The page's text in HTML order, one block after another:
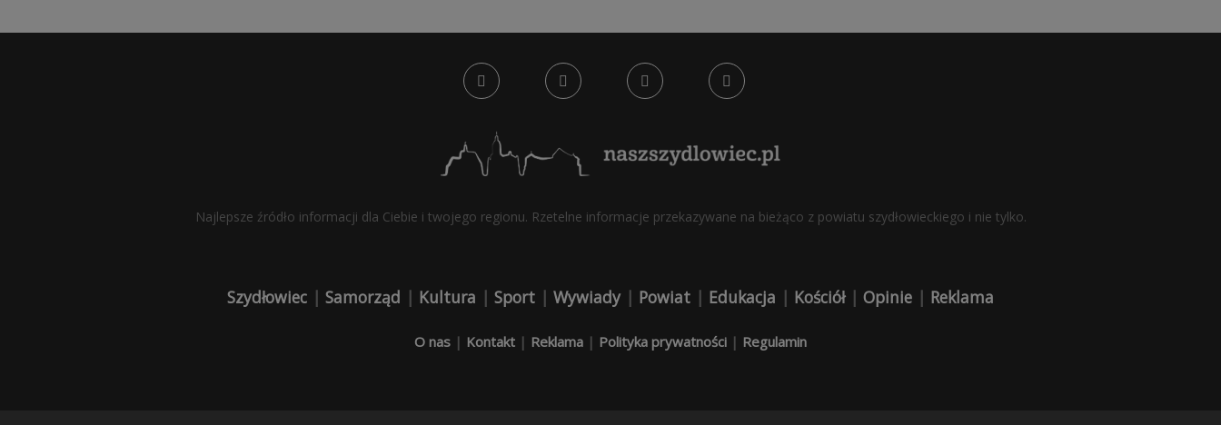
Najlepsze źródło informacji dla Ciebie i twojego regionu. Rzetelne informacje przekazywane na bieżąco z powiatu szydłowieckiego i nie tylko.
Szydłowiec | Samorząd | Kultura | Sport | Wywiady| Powiat | Edukacja | Kościół| Opinie | Reklama
O nas | Kontakt | Reklama | Polityka prywatności | Regulamin